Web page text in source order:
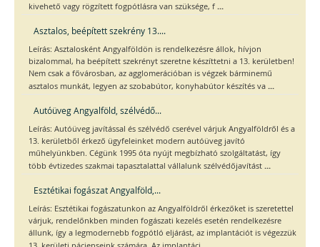
kivehető vagy rögzített fogpótlásra van szüksége, f ...
Asztalos, beépített szekrény 13....
Leírás: Asztalosként Angyalföldön is rendelkezésre állok, hívjon
bizalommal, ha beépített szekrényt szeretne készíttetni a 13. kerületben!
Nem csak a fővárosban, az agglomerációban is végzek bárminemű
asztalos munkát, legyen az szobabútor, konyhabútor készítés va ...
Autóüveg Angyalföld, szélvédő...
Leírás: Autóüveg javítással és szélvédő cserével várjuk Angyalföldről és a
13. kerületből érkező ügyfeleinket modern autóüveg javító
műhelyünkben. Cégünk 1995 óta nyújt megbízható szolgáltatást, így
több évtizedes szakmai tapasztalattal vállalunk szélvédőjavítást ...
Esztétikai fogászat Angyalföld,...
Leírás: Esztétikai fogászatunkon az Angyalföldről érkezőket is szeretettel
várjuk, rendelőnkben minden fogászati kezelés esetén rendelkezésre
állunk, így a legmodernebb fogpótló eljárást, az implantációt is végezzük